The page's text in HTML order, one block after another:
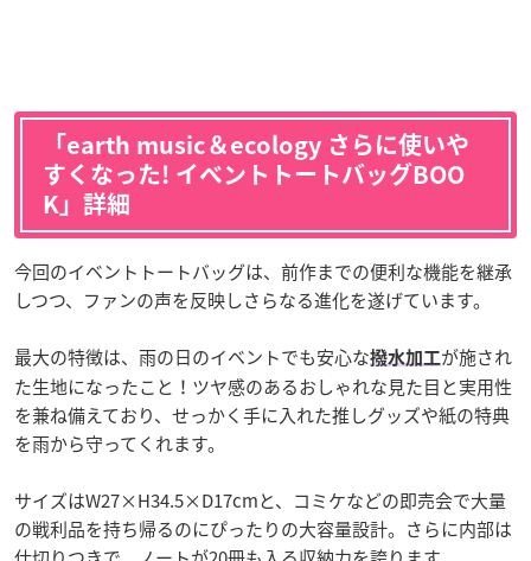
「earth music＆ecology さらに使いや
すくなった! イベントトートバッグBOO
K」詳細
今回のイベントトートバッグは、前作までの便利な機能を継承
しつつ、ファンの声を反映しさらなる進化を遂げています。
最大の特徴は、雨の日のイベントでも安心な撥水加工が施され
た生地になったこと！ツヤ感のあるおしゃれな見た目と実用性
を兼ね備えており、せっかく手に入れた推しグッズや紙の特典
を雨から守ってくれます。
サイズはW27×H34.5×D17cmと、コミケなどの即売会で大量
の戦利品を持ち帰るのにぴったりの大容量設計。さらに内部は